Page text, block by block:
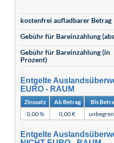
kostenfrei aufladbarer Betrag
Gebühr für Bareinzahlung
Gebühr für Bareinzahlung (in
Prozent)
Entgelte
EURO - RAUM
Zinssatz Ab Betrag Bis
0,00 %
0,00 €
Entgelte